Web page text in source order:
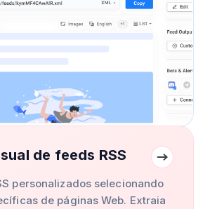
de feeds RSS
personalizados selecionando
de páginas Web. Extraia